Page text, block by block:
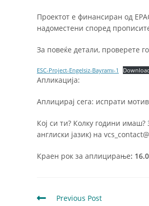
Проектот е финансиран од
надоместени според
За повеќе детали, проверете
ESC-Project-Engelsiz-Bayramı-1
Апликација:
Аплицирај сега: испрати
Кој си ти? Колку години
англиски јазик) на
Краен рок за аплицирање:
Previous Post